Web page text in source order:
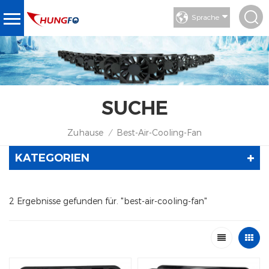
Sprache
SUCHE
Zuhause / Best-Air-Cooling-Fan
KATEGORIEN
2 Ergebnisse gefunden für. "best-air-cooling-fan"